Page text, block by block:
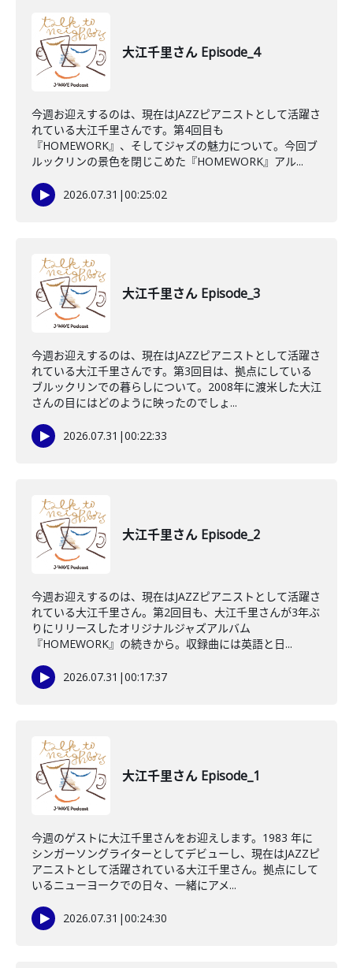
大江千里さん Episode_4
今週お迎えするのは、現在はJAZZピアニストとして活躍さ
れている大江千里さんです。第4回目も
『HOMEWORK』、そしてジャズの魅力について。今回ブ
ルックリンの景色を閉じこめた『HOMEWORK』アル...
2026.07.31 |00:25:02
大江千里さん Episode_3
今週お迎えするのは、現在はJAZZピアニストとして活躍さ
れている大江千里さんです。第3回目は、拠点にしている
ブルックリンでの暮らしについて。2008年に渡米した大江
さんの目にはどのように映ったのでしょ...
2026.07.31 |00:22:33
大江千里さん Episode_2
今週お迎えするのは、現在はJAZZピアニストとして活躍さ
れている大江千里さん。第2回目も、大江千里さんが3年ぶ
りにリリースしたオリジナルジャズアルバム
『HOMEWORK』の続きから。収録曲には英語と日...
2026.07.31 |00:17:37
大江千里さん Episode_1
今週のゲストに大江千里さんをお迎えします。1983 年に
シンガーソングライターとしてデビューし、現在はJAZZピ
アニストとして活躍されている大江千里さん。拠点にして
いるニューヨークでの日々、一緒にアメ...
2026.07.31 |00:24:30